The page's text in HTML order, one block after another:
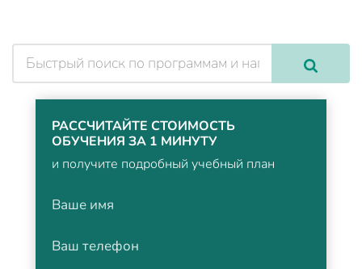
РАССЧИТАЙТЕ СТОИМОСТЬ
ОБУЧЕНИЯ ЗА 1 МИНУТУ
и получите подробный учебный план
Ваше имя
Ваш телефон